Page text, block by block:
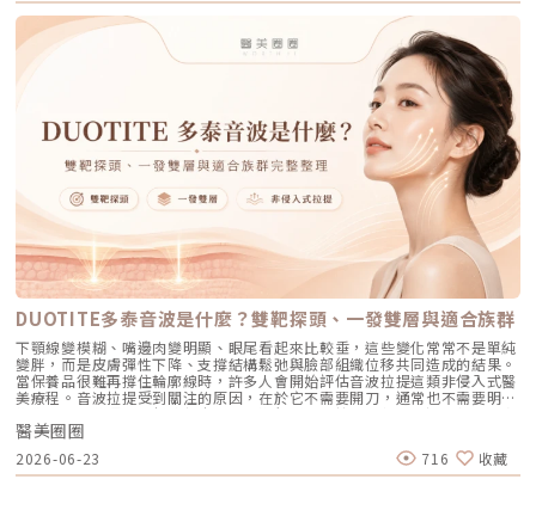
實從年輕時頸部就有明顯紋路，無論怎麼保濕、防曬、少低頭，頸紋依舊存
在。這類型常被誤以為是保養沒做好，事實上，問題並不在於勤不勤勞，而
是結構本來就不同。所謂「天生型頸紋」，多半與以下幾個因素有關： 皮
膚結構較薄、支撐力不足：膠原與彈力網絡密度天生偏低，即使年紀不大，
也容易形成固定摺痕。 頸部活動角度大：有些人頸部活動度高，轉頭、低
頭幅度本來就大，皮膚長期在同一條線反覆折疊。 骨架與脂肪分布差異：
下顎與頸部交界角度較銳利的人，皮膚張力集中，更容易留下水平紋。這一
型頸紋的關鍵在於：保養只能維持狀態，卻很難真正把「既有的結構折痕」
抹平。因此治療策略會和一般老化型頸紋不同，重點不只是緊緻，而是「重
建平整度與支撐力」。臨床上常見的處理方式包括： 玻尿酸微量結構填
補：針對天生較深的水平紋，採少量、多點、分層填補，讓紋路邊緣平順，
而不是單純把線撐高。 搭配膠原刺激療程（如電波）：在平整之後，強化
頸部整體彈性，避免只平一時、不耐久。 避免一次到位的錯誤期待：天生
型頸紋通常需要「階段式修正」，以自然為目標，而不是一次做到完全消
失。醫美消除頸紋有哪些方式？七大主流療程一次看頸紋並非單一原因造
成，因此在臨床上很少只靠一種療程解決。醫師會依「紋路深度＋形成原因
＋是否伴隨鬆弛或肌肉牽動」來設計複合式治療策略，讓改善更自然、維持
更久。當頸紋不再只是「幾條線」，而是整體皮膚下垂、下顎線消失、火雞
脖感明顯時，這類型通常已進入結構型老化階段。此時，單靠電波或填補往
往只能局部改善，醫師會開始評估是否適合進行俗稱的「天鵝頸手術」，也
就是頸部拉皮療程。天鵝頸並非只處理紋路，而是重建整個頸部與下顎線的
輪廓結構，讓頸部線條回到俐落、修長的狀態，這也是它能在短期內帶來最
大視覺改變的原因。消除頸紋價格怎麼看？別只問「一發多少錢」頸紋牽涉
到結構、膚質、肌肉與鬆弛程度，因此真正合理的報價，是以「整個頸部狀
態」來評估。實際費用通常會由以下四個層面共同決定：1.頸紋數量與深度
有些人只有一兩條淺紋，有些人則是多條固定紋、甚至合併鬆弛或火雞脖
感。紋路越多、越深，所需的填補劑量、能量強度與療程次數自然越高，價
格也會呈倍數成長。2.選擇的療程類型與材料 玻尿酸、肉毒桿菌：會依品
牌、交聯度與劑量計價 電波、音波、雷射：依儀器等級、能量發數與施作
細胞，同時增進血液循環，使毛囊能吸收到充足的營養，可以有效提升頭髮
的強度與健康。-PRP頭皮注射：透過抽取患者的血液並利用離心機分離出
高濃度的PRP（血小板豐富血漿），再將其注射到掉髮區域，PRP中的生長
因子能有效促進毛髮生長。因為PRP來自於患者自身，所以感染風險極低，
並且能促進血管再生，進一步改善髮量和髮質。-LLLT生髮雷射：低能量光
波能促進毛囊內粒腺體生成ATP，為毛髮提供能量，促進生長。不同波長的
LLLT光波有不同效果：藍光平衡油脂，紅光提升能量供應，紅外光改善血液
循環。建議搭配居家生髮帽和定期進行診所的LLLT療程，以達到最佳的生髮
效果。-Tixel提可塑：Tixel運用鈦合金探頭的熱力點陣技術，瞬間加熱治療
區域，形成微小傷口，促進生長因子的釋放，並幫助生髮液和精華液的吸
收，進而促進周圍毛髮的生長。2.營養均衡與頭髮健康適當補充營養素能促
進頭髮健康，增強韌性和光澤。蛋白質有助於修復受損髮絲，omega-3 脂
肪酸則讓頭髮柔順。維他命B群、維他命E和鋅等營養素同樣重要。3.適度的
休息與放鬆照顧嬰兒會讓媽媽們的生活作息顛倒，容易感到身心疲憊。建議
媽媽們在照顧新生兒的同時，利用空閒時間休息或進行適度運動，並和伴侶
共同分擔育兒責任，確保獲得足夠的睡眠以補充體力。4.輕柔清潔頭皮洗頭
的時候，要輕柔對待頭皮，避免用力揉搓或拉扯。建議使用指腹輕輕按壓，
不要用指甲去刮傷頭皮，這樣就能讓頭髮和頭皮得到適當的清潔。5.選擇適
合的水溫使用過熱的水洗頭可能會引起頭皮發炎和乾燥，加重掉髮問題；而
用冷水則會使血管收縮，影響頭皮的血液循環。因此，建議選擇適中的水溫
來洗髮，這樣可以減少對頭皮的傷害。6.必備護髮產品潤絲和護髮產品能為
頭髮補充必要的水分和營養，改善乾燥和受損的髮質，讓頭髮更順滑，減少
因拉扯造成的掉髮風險。7.寬齒梳的優勢和細齒梳相比，寬齒梳可以更有效
地減少梳理過程中對頭髮的損傷，讓梳理變得更加溫和。建議媽媽們先從髮
尾開始梳理，解開打結的地方，然後再從髮根往髮尾梳，這樣可以避免用力
過大，避免不小心扯掉頭髮。8.避免染燙髮和選擇寬鬆髮圈在這段期間，除
了盡量避免染燙和做特殊髮型外，建議綁頭髮時不要使用橡皮筋，可以選擇
較寬鬆的髮圈或髮夾。也要注意不要把頭髮綁得太緊，這樣可以減少掉髮的
中膈位於兩邊鼻腔之間的隔板，主要以黏膜包覆軟骨和硬骨所構成，擁有3
種作用：調整鼻腔內氣流、支持鼻腔內黏膜、外鼻。當鼻中膈彎曲時，就表
示分隔板出現了彎曲或變形。造成彎曲的原因可能是先天性的，也就是從出
生時鼻腔發育不正常所導致，或者是後天受到外力傷害的影響。引起鼻中膈
彎曲的原因 先天因素：有部分的人先天就有鼻中膈變形的問題，主要有可
能在胎兒期發育不完全所造成的狀況。 外力傷害：外力傷害如撞擊鼻部就
會發生鼻中膈彎曲。 鼻塞因素：如果長時間都處於鼻塞的狀況，會改變呼
吸產生的負壓，引起鼻中膈發生變化 年紀增長：年紀增長也是彎曲的原因
之一，鼻中膈會變的鬆弛、萎縮，最後導致彎曲。 其他原因：彎曲的原因
可能和鼻竇炎、息肉、鼻甲生長、鼻粘膜萎縮、先天軟骨不正常等。鼻中膈
彎曲可能帶來的病徵 鼻塞、呼吸不順、總是張嘴喘氣 嘴巴乾燥、容易有
痰、牙齒不整齊 經常流鼻血、容易坐立不安、黑眼圈 常常頭痛、頭暈 打鼾
或睡眠呼吸中止、難以集中注意力鼻中膈彎曲的潛在併發症如果長時間忽略
鼻中膈彎曲的症狀，可能會造成嚴重的併發症，建議有以下病徵者應儘早尋
求醫師治療。 睡眠呼吸中止症 時常流鼻血 長期喉嚨不適 氣管發炎 長期患
有鼻子腫脹 患有鼻窦炎 中耳發炎 睡眠時呼吸暫停解決鼻中膈彎曲的方法如
果有鼻中膈彎曲卻沒有發生其他症狀，那就沒必要太在意。但如果開始感到
不舒服，特別是鼻塞的症狀，通常會以抗組織胺成分的藥物或是噴劑。不
過，藥物僅能暫時緩解輕微症狀，主要是讓呼吸順暢，無法徹底改變鼻中膈
彎曲，要徹底解決問題，就需要考慮手術矯正。 傳統鼻中膈鼻道成型手
術：手術時，醫師會在鼻中膈的末端開約1公分大小的切口，然後將彎曲的
軟骨剝離出來，利用 L 型的支撐軟骨，以維持鼻子的結構。通常是一次性的
手術，這樣就可以改善下鼻甲肥厚的問題。此外，醫師會診斷是否有其他問
題，例如鼻肉肥大、舌根肥厚或鼻閥狹窄，讓每種症狀進行精準治療，徹底
解決鼻塞的問題。 微創內視鏡手術：使用內視鏡直達彎曲的部位進行手
術，將鼻中膈彎曲來進行矯正，徹底改善鼻塞的問題。這種手術方法不但降
低出血，加速傷口恢復，還能保留鼻部黏膜功能並降低痛感。相較於傳統手
術，微創內視鏡手術出血量較少，手術時間短，通常在1小時內可以完成，
患者可以快速恢復體力，很快就能回到正常生活。 功能性鼻整形：如果彎
DUOTITE多泰音波是什麼？雙靶探頭、一發雙層與適合族群
下顎線變模糊、嘴邊肉變明顯、眼尾看起來比較垂，這些變化常常不是單純
變胖，而是皮膚彈性下降、支撐結構鬆弛與臉部組織位移共同造成的結果。
當保養品很難再撐住輪廓線時，許多人會開始評估音波拉提這類非侵入式醫
美療程。音波拉提受到關注的原因，在於它不需要開刀，通常也不需要明顯
恢復期，能依照不同部位與皮膚層次進行緊緻、拉提規劃。不過，每一台音
波設備的探頭設計、治療模式與適合部位都不完全相同，施作前仍需要先了
解療程特色與限制。本文將整理 DUOTITE 多泰音波的作用原理、雙靶探頭
特色、4 種治療模式、適合族群、效果時間、恢復期與術前術後注意事項，
幫助你在諮詢前先建立基本概念，避免只看價格或熱門療程就做決定。
醫美圈圈
2026-06-23 716 收藏